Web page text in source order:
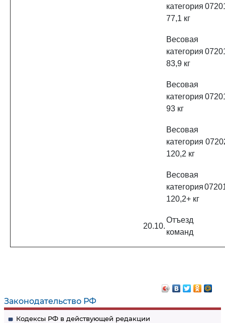
Законодательство РФ
Кодексы РФ в действующей редакции
категория
77,1 кг
Весовая
категория
83,9 кг
Весовая
категория
93 кг
Весовая
категория
120,2 кг
Весовая
категория
120,2+ кг
20.10.
Отъезд
команд